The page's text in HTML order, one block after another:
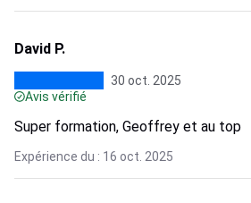
David P.
30 oct. 2025
Avis vérifié
Super formation, Geoffrey et au top
Expérience du : 16 oct. 2025